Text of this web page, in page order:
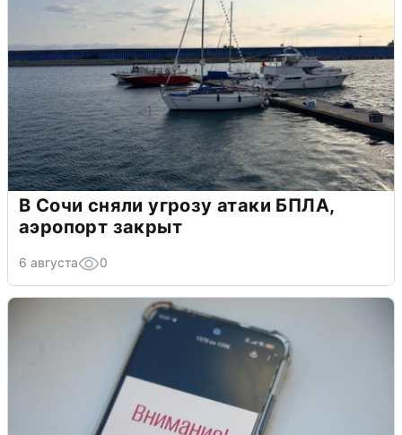
В Сочи сняли угрозу атаки БПЛА,
аэропорт закрыт
6 августа 0